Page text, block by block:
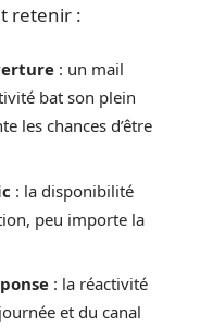
retenir :
: un mail
bat son plein
les chances d’être
: la disponibilité
peu importe la
: la réactivité
et du canal